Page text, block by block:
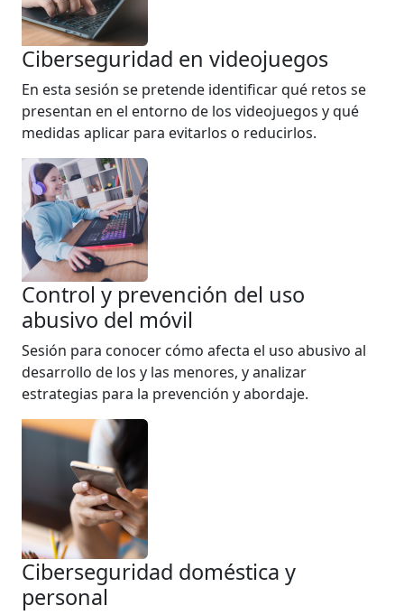
Ciberseguridad en videojuegos
En esta sesión se pretende identificar qué retos se
presentan en el entorno de los videojuegos y qué
medidas aplicar para evitarlos o reducirlos.
Control y prevención del uso
abusivo del móvil
Sesión para conocer cómo afecta el uso abusivo al
desarrollo de los y las menores, y analizar
estrategias para la prevención y abordaje.
Ciberseguridad doméstica y
personal